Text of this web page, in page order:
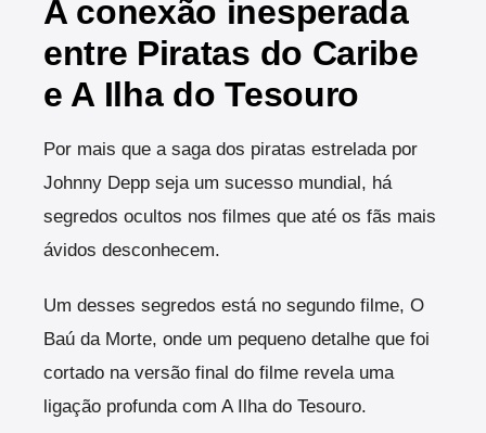
A conexão inesperada
entre Piratas do Caribe
e A Ilha do Tesouro
Por mais que a saga dos piratas estrelada por
Johnny Depp seja um sucesso mundial, há
segredos ocultos nos filmes que até os fãs mais
ávidos desconhecem.
Um desses segredos está no segundo filme, O
Baú da Morte, onde um pequeno detalhe que foi
cortado na versão final do filme revela uma
ligação profunda com A Ilha do Tesouro.